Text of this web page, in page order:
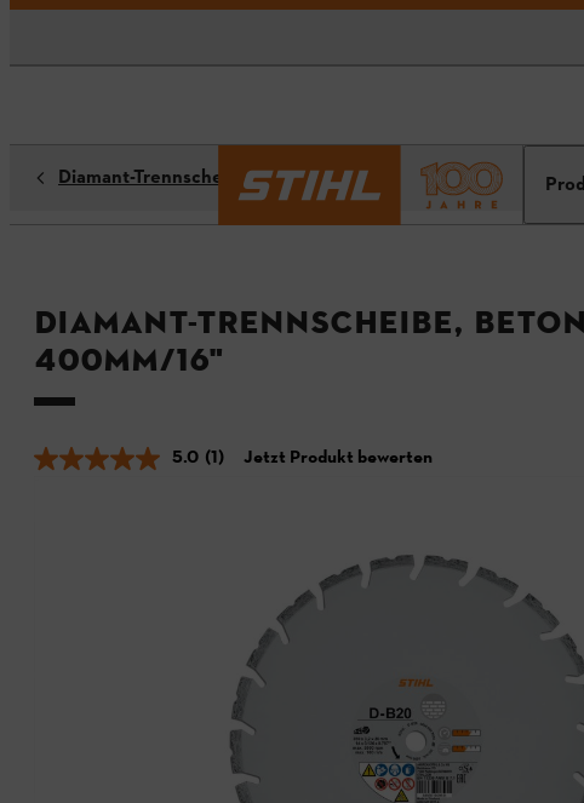
Diamant-Trennscheiben
Diamant-Trennscheibe,
400mm/16"
5.0 (1) Jetzt Produkt bewerten